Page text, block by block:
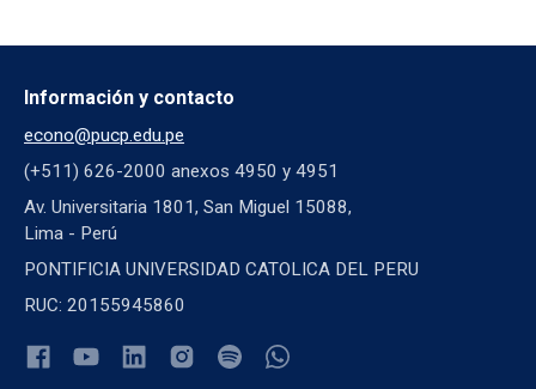
Información y contacto
econo@pucp.edu.pe
(+511) 626-2000 anexos 4950 y 4951
Av. Universitaria 1801, San Miguel 15088,
Lima - Perú
PONTIFICIA UNIVERSIDAD CATOLICA DEL PERU
RUC: 20155945860